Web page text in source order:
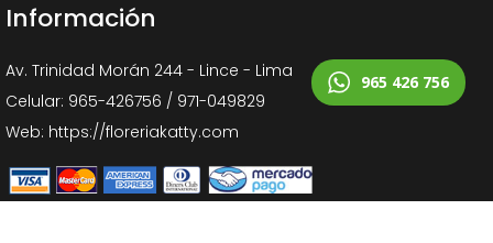
Información
Av. Trinidad Morán 244 - Lince - Lima
Celular: 965-426756 / 971-049829
Web: https://floreriakatty.com
965 426 756